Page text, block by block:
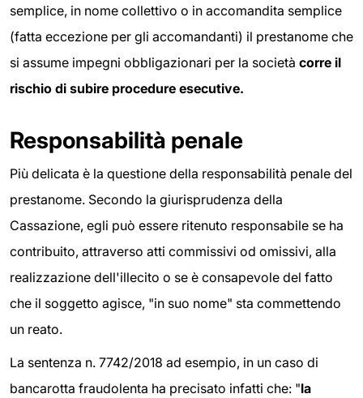
semplice, in nome collettivo o in accomandita semplice
(fatta eccezione per gli accomandanti) il prestanome che
si assume impegni obbligazionari per la società corre il
rischio di subire procedure esecutive.
Responsabilità penale
Più delicata è la questione della responsabilità penale del
prestanome. Secondo la giurisprudenza della
Cassazione, egli può essere ritenuto responsabile se ha
contribuito, attraverso atti commissivi od omissivi, alla
realizzazione dell'illecito o se è consapevole del fatto
che il soggetto agisce, "in suo nome" sta commettendo
un reato.
La sentenza n. 7742/2018 ad esempio, in un caso di
bancarotta fraudolenta ha precisato infatti che: "la